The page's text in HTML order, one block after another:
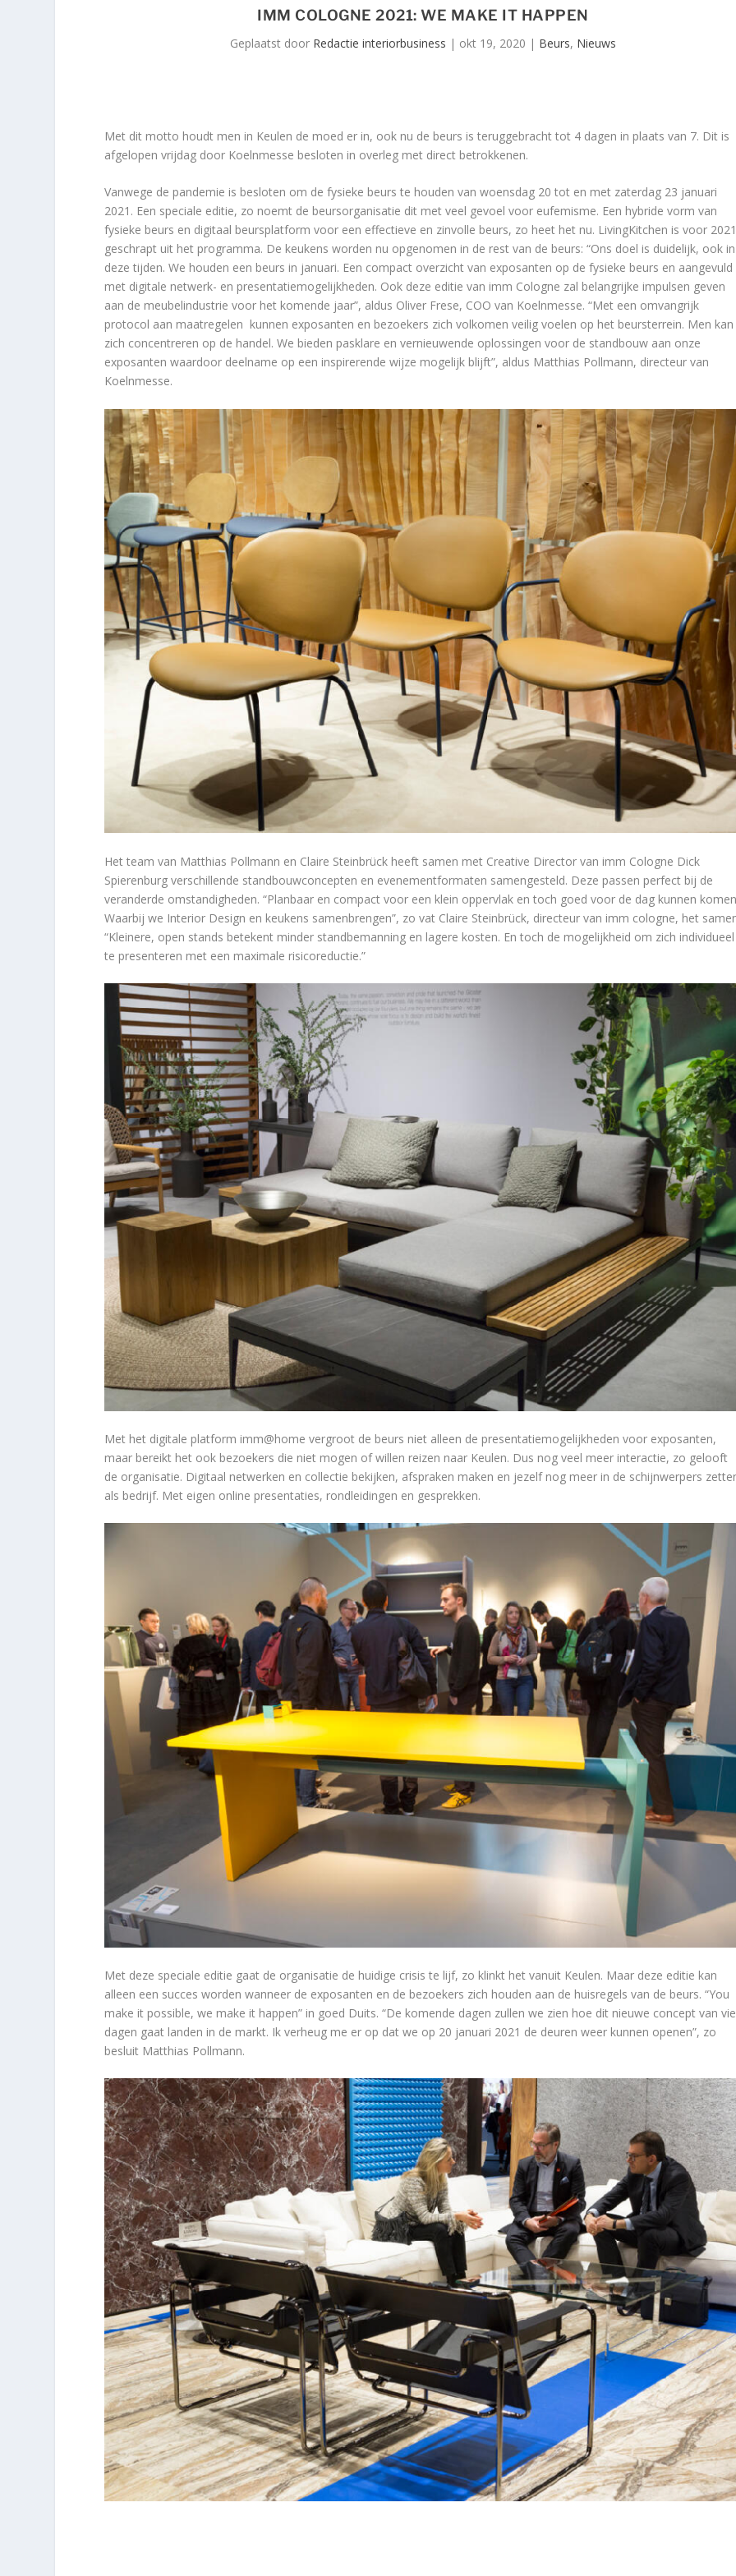
IMM COLOGNE 2021: WE MAKE IT HAPPEN
Geplaatst door Redactie interiorbusiness | okt 19, 2020 | Beurs, Nieuws
Met dit motto houdt men in Keulen de moed er in, ook nu de beurs is teruggebracht tot 4 dagen in plaats van 7. Dit is
afgelopen vrijdag door Koelnmesse besloten in overleg met direct betrokkenen.
Vanwege de pandemie is besloten om de fysieke beurs te houden van woensdag 20 tot en met zaterdag 23 januari
2021. Een speciale editie, zo noemt de beursorganisatie dit met veel gevoel voor eufemisme. Een hybride vorm van
fysieke beurs en digitaal beursplatform voor een effectieve en zinvolle beurs, zo heet het nu. LivingKitchen is voor
geschrapt uit het programma. De keukens worden nu opgenomen in de rest van de beurs: “Ons doel is duidelijk, ook in
deze tijden. We houden een beurs in januari. Een compact overzicht van exposanten op de fysieke beurs en aangevuld
met digitale netwerk- en presentatiemogelijkheden. Ook deze editie van imm Cologne zal belangrijke impulsen geven
aan de meubelindustrie voor het komende jaar”, aldus Oliver Frese, COO van Koelnmesse. “Met een omvangrijk
protocol aan maatregelen kunnen exposanten en bezoekers zich volkomen veilig voelen op het beursterrein. Men kan
zich concentreren op de handel. We bieden pasklare en vernieuwende oplossingen voor de standbouw aan onze
exposanten waardoor deelname op een inspirerende wijze mogelijk blijft”, aldus Matthias Pollmann, directeur van
Koelnmesse.
Het team van Matthias Pollmann en Claire Steinbrück heeft samen met Creative Director van imm Cologne Dick
Spierenburg verschillende standbouwconcepten en evenementformaten samengesteld. Deze passen perfect bij de
veranderde omstandigheden. “Planbaar en compact voor een klein oppervlak en toch goed voor de dag kunnen
Waarbij we Interior Design en keukens samenbrengen”, zo vat Claire Steinbrück, directeur van imm cologne, het
“Kleinere, open stands betekent minder standbemanning en lagere kosten. En toch de mogelijkheid om zich individueel
te presenteren met een maximale risicoreductie.”
Met het digitale platform imm@home vergroot de beurs niet alleen de presentatiemogelijkheden voor exposanten,
maar bereikt het ook bezoekers die niet mogen of willen reizen naar Keulen. Dus nog veel meer interactie, zo gelooft
de organisatie. Digitaal netwerken en collectie bekijken, afspraken maken en jezelf nog meer in de schijnwerpers
als bedrijf. Met eigen online presentaties, rondleidingen en gesprekken.
Met deze speciale editie gaat de organisatie de huidige crisis te lijf, zo klinkt het vanuit Keulen. Maar deze editie kan
alleen een succes worden wanneer de exposanten en de bezoekers zich houden aan de huisregels van de beurs. “You
make it possible, we make it happen” in goed Duits. “De komende dagen zullen we zien hoe dit nieuwe concept van
dagen gaat landen in de markt. Ik verheug me er op dat we op 20 januari 2021 de deuren weer kunnen openen”, zo
besluit Matthias Pollmann.